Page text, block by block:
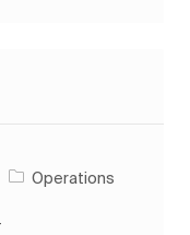
Operations